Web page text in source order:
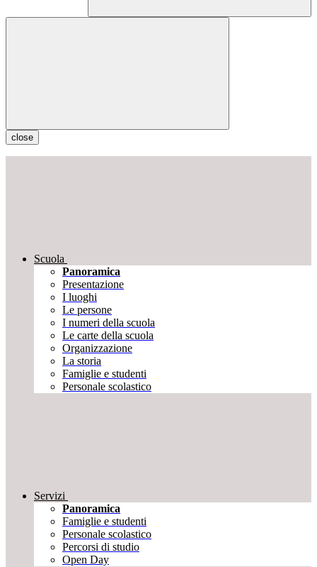
close
Scuola
Panoramica
Presentazione
I luoghi
Le persone
I numeri della scuola
Le carte della scuola
Organizzazione
La storia
Famiglie e studenti
Personale scolastico
Servizi
Panoramica
Famiglie e studenti
Personale scolastico
Percorsi di studio
Open Day